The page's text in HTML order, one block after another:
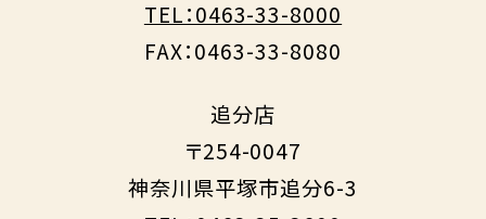
TEL：0463-33-8000
FAX：0463-33-8080
追分店
〒254-0047
神奈川県平塚市追分6-3